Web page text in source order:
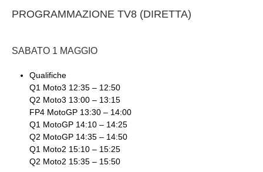
PROGRAMMAZIONE TV8 (DIRETTA)
SABATO 1 MAGGIO
Qualifiche
Q1 Moto3 12:35 – 12:50
Q2 Moto3 13:00 – 13:15
FP4 MotoGP 13:30 – 14:00
Q1 MotoGP 14:10 – 14:25
Q2 MotoGP 14:35 – 14:50
Q1 Moto2 15:10 – 15:25
Q2 Moto2 15:35 – 15:50